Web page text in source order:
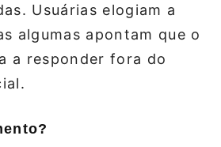
Usuárias elogiam a
algumas apontam que o
a responder fora do